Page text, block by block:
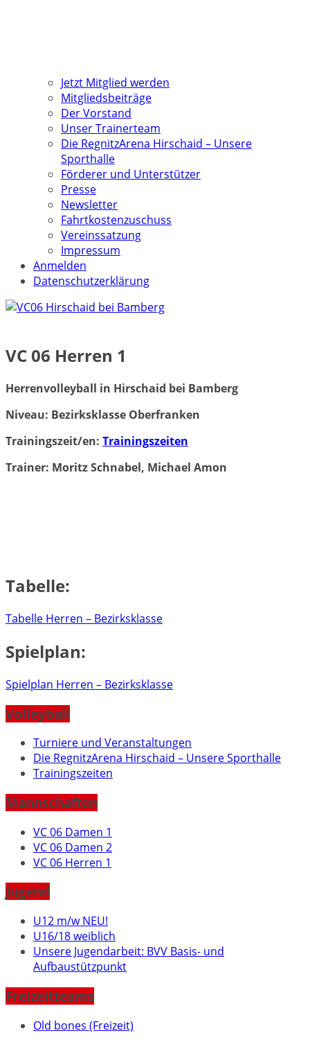
Jetzt Mitglied werden
Mitgliedsbeiträge
Der Vorstand
Unser Trainerteam
Die RegnitzArena Hirschaid – Unsere
Sporthalle
Förderer und Unterstützer
Presse
Newsletter
Fahrtkostenzuschuss
Vereinssatzung
Impressum
Anmelden
Datenschutzerklärung
VC 06 Herren 1
Herrenvolleyball in Hirschaid bei Bamberg
Niveau: Bezirksklasse Oberfranken
Trainingszeit/en: Trainingszeiten
Trainer: Moritz Schnabel, Michael Amon
Tabelle:
Tabelle Herren – Bezirksklasse
Spielplan:
Spielplan Herren – Bezirksklasse
Volleyball
Turniere und Veranstaltungen
Die RegnitzArena Hirschaid – Unsere Sporthalle
Trainingszeiten
Mannschaften
VC 06 Damen 1
VC 06 Damen 2
VC 06 Herren 1
Jugend
U12 m/w NEU!
U16/18 weiblich
Unsere Jugendarbeit: BVV Basis- und
Aufbaustützpunkt
Freizeitteams
Old bones (Freizeit)